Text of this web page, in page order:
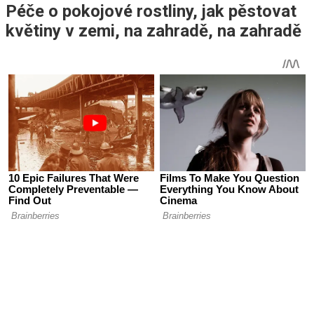
Péče o pokojové rostliny, jak pěstovat
květiny v zemi, na zahradě, na zahradě